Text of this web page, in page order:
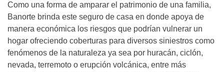
Como una forma de amparar el patrimonio de una familia,
Banorte brinda este seguro de casa en donde apoya de
manera económica los riesgos que podrían vulnerar un
hogar ofreciendo coberturas para diversos siniestros como
fenómenos de la naturaleza ya sea por huracán, ciclón,
nevada, terremoto o erupción volcánica, entre más